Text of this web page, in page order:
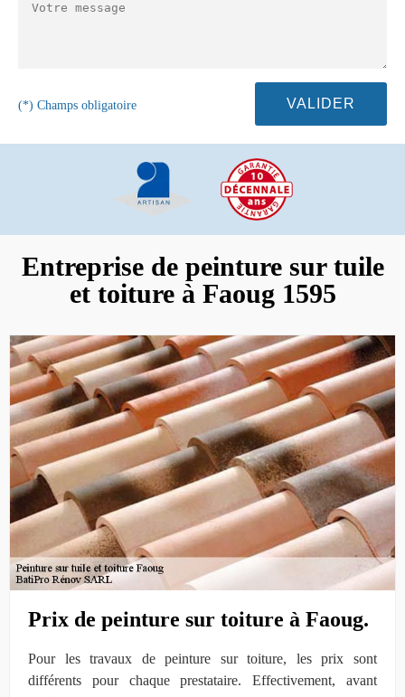
(*) Champs obligatoire
Entreprise de peinture sur tuile
et toiture à Faoug 1595
Prix de peinture sur toiture à Faoug.
Pour les travaux de peinture sur toiture, les prix sont
différents pour chaque prestataire. Effectivement, avant